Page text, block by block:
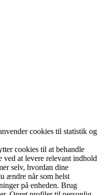
cookies til statistik og
cookies til at behandle
ved at levere relevant indhold
selv, hvordan dine
ændre når som helst
på enheden. Brug